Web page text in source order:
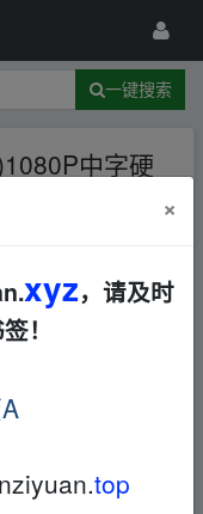
一键搜索
中字硬
去世后，被
光 饰）报
一面。 ▪fr om w
×
xyz，请及时
！
top